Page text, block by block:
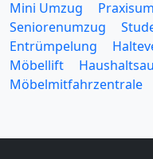
Mini Umzug
Seniorenumzug
Entrümpelung
Möbellift
Möbelmitfahrzentrale